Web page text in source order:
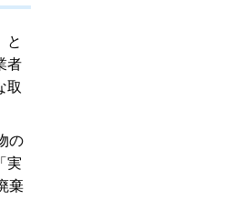
と
者
取
の
実
棄